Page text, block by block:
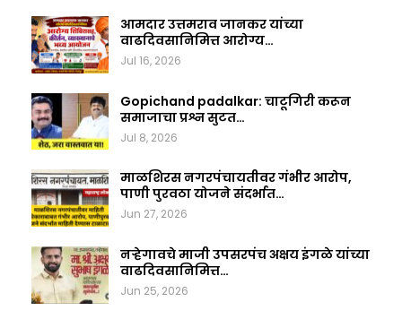
आमदार उत्तमराव जानकर यांच्या
वाढदिवसानिमित्त आरोग्य…
Jul 16, 2026
Gopichand padalkar: चाटूगिरी करून
समाजाचा प्रश्न सुटत…
Jul 8, 2026
माळशिरस नगरपंचायतीवर गंभीर आरोप,
पाणी पुरवठा योजने संदर्भात…
Jun 27, 2026
नऱ्हेगावचे माजी उपसरपंच अक्षय इंगळे यांच्या
वाढदिवसानिमित्त…
Jun 25, 2026